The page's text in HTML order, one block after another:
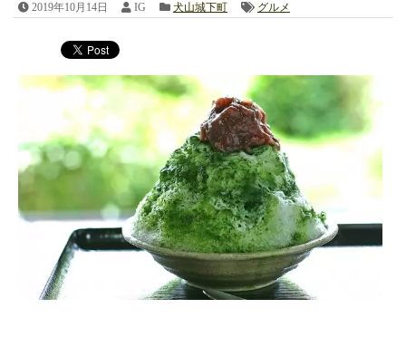
2019年10月14日 IG 犬山城下町 グルメ